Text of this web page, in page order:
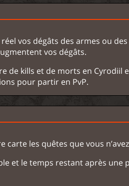
vos dégâts des armes ou
vos dégâts.
de kills et de morts en Cyrodiil
pour partir en PvP.
carte les quêtes que vous
et le temps restant après une